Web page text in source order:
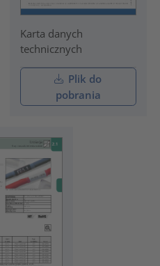
Karta danych
technicznych
Plik do
pobrania